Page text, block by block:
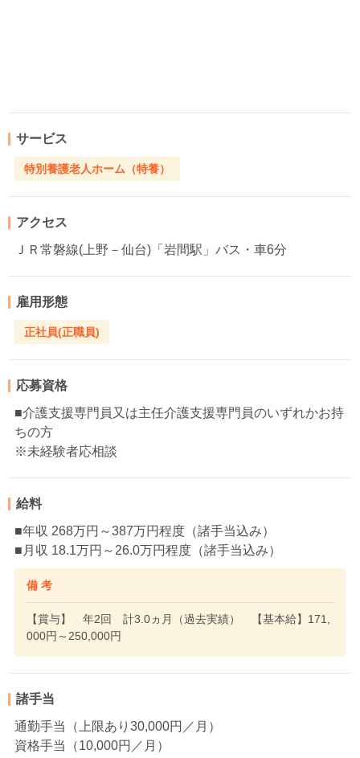
サービス
特別養護老人ホーム（特養）
アクセス
ＪＲ常磐線(上野－仙台)「岩間駅」バス・車6分
雇用形態
正社員(正職員)
応募資格
■介護支援専門員又は主任介護支援専門員のいずれかお持
ちの方
※未経験者応相談
給料
■年収 268万円～387万円程度（諸手当込み）
■月収 18.1万円～26.0万円程度（諸手当込み）
備 考
【賞与】 年2回 計3.0ヵ月（過去実績） 【基本給】171,
000円～250,000円
諸手当
通勤手当（上限あり30,000円／月）
資格手当（10,000円／月）